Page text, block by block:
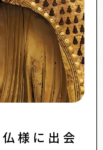
様に出会